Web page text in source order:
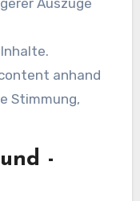
Auszüge
anhand
Stimmung,
-